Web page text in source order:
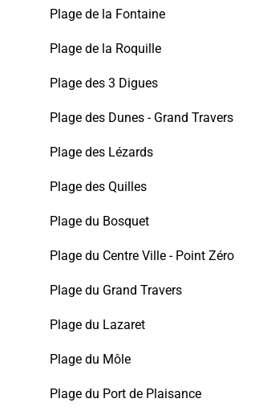
Plage de la Fontaine
Plage de la Roquille
Plage des 3 Digues
Plage des Dunes - Grand Travers
Plage des Lézards
Plage des Quilles
Plage du Bosquet
Plage du Centre Ville - Point Zéro
Plage du Grand Travers
Plage du Lazaret
Plage du Môle
Plage du Port de Plaisance